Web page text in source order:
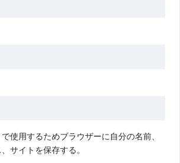
使用するためブラウザーに自分の名前、
サイトを保存する。